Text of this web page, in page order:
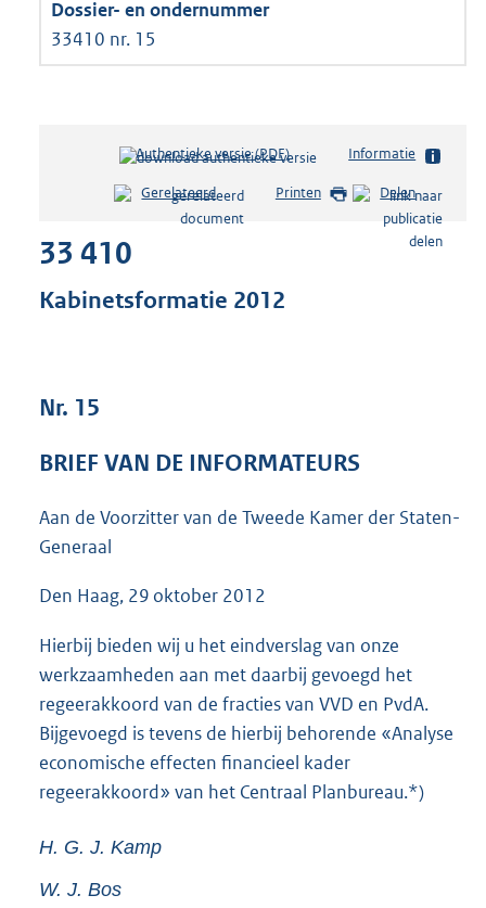
33410 nr. 15
Authentieke versie (PDF)b
s
e
4
Informatie
Gerelateerd Printen Delen
33 410
Kabinetsformatie 2012
Nr. 15
BRIEF VAN DE INFORMATEURS
Aan de Voorzitter van de Tweede Kamer der Staten-
Generaal
Den Haag, 29 oktober 2012
Hierbij bieden wij u het eindverslag van onze
werkzaamheden aan met daarbij gevoegd het
regeerakkoord van de fracties van VVD en PvdA.
Bijgevoegd is tevens de hierbij behorende «Analyse
economische effecten financieel kader
regeerakkoord» van het Centraal Planbureau.*)
H. G. J. Kamp
W. J. Bos